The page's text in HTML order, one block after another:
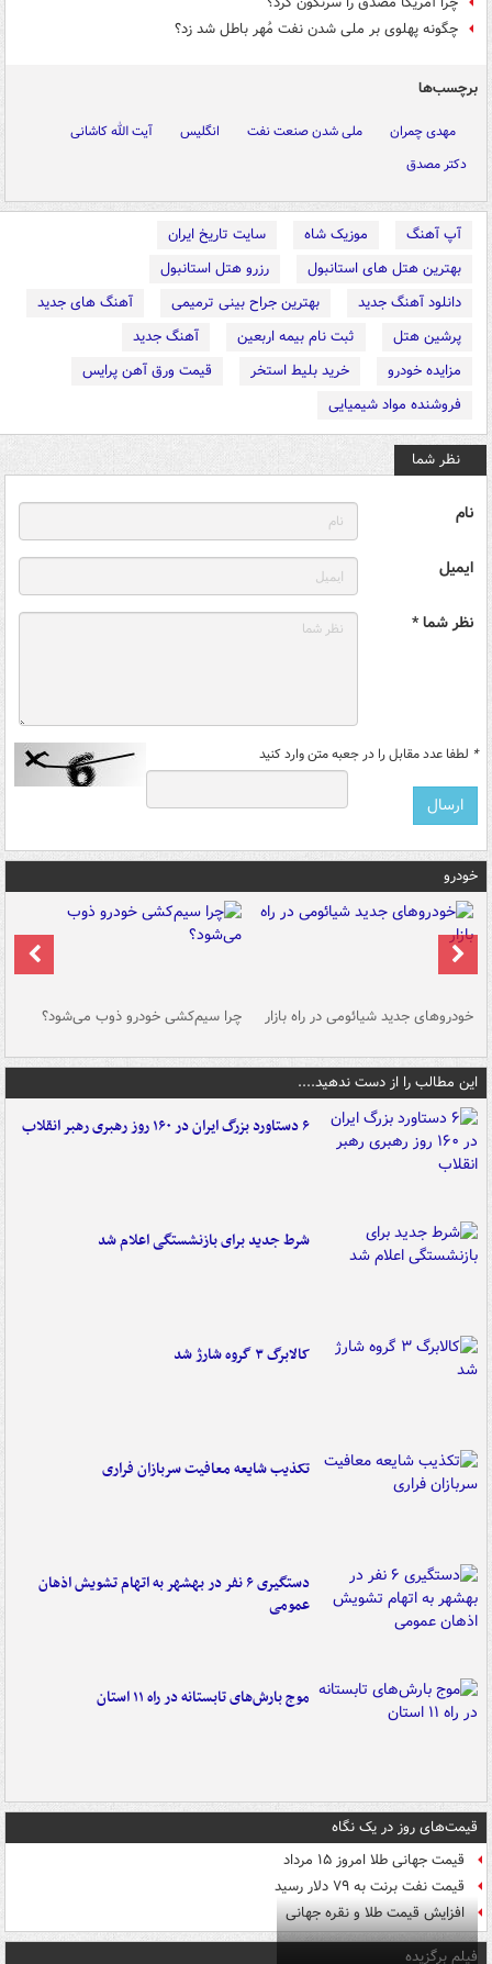
چگونه پهلوی بر ملی شدن نفت مُهر باطل شد زد؟
برچسب‌ها
مهدی چمران ملی شدن صنعت نفت انگلیس
آیت الله کاشانی
دکتر مصدق
آپ آهنگ موزیک شاه
سایت تاریخ ایران
بهترین هتل های استانبول
رزرو هتل استانبول
دانلود آهنگ جدید
بهترین جراح بینی ترمیمی
آهنگ های جدید
پرشین هتل
ثبت نام بیمه اربعین
آهنگ جدید
مزایده خودرو
خرید بلیط استخر
قیمت ورق آهن پرایس
فروشنده مواد شیمیایی
نظر شما
نام
ایمیل
نظر شما *
* لطفا عدد مقابل را در جعبه متن وارد کنید
خودرو
خودروهای جدید شیائومی در راه بازار چرا سیم‌کشی خودرو ذوب می‌شود؟
این مطالب را از دست ندهید....
۶ دستاورد بزرگ ایران در ۱۶۰ روز رهبری رهبر انقلاب
شرط جدید برای بازنشستگی اعلام شد
کالابرگ ۳ گروه شارژ شد
تکذیب شایعه معافیت سربازان فراری
دستگیری ۶ نفر در بهشهر به اتهام تشویش اذهان
عمومی
موج بارش‌های تابستانه در راه ۱۱ استان
قیمت‌های روز در یک نگاه
قیمت جهانی طلا امروز ۱۵ مرداد
قیمت نفت برنت به ۷۹ دلار رسید
افزایش قیمت طلا و نقره جهانی
فیلم برگزیده